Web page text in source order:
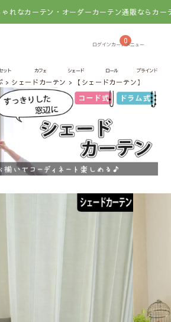
ーテン・オーダーカーテン通販ならカーテンズ
0
ット カフェ シェード ロール ブラインド
シェードカーテン 【シェードカーテン】ベネット